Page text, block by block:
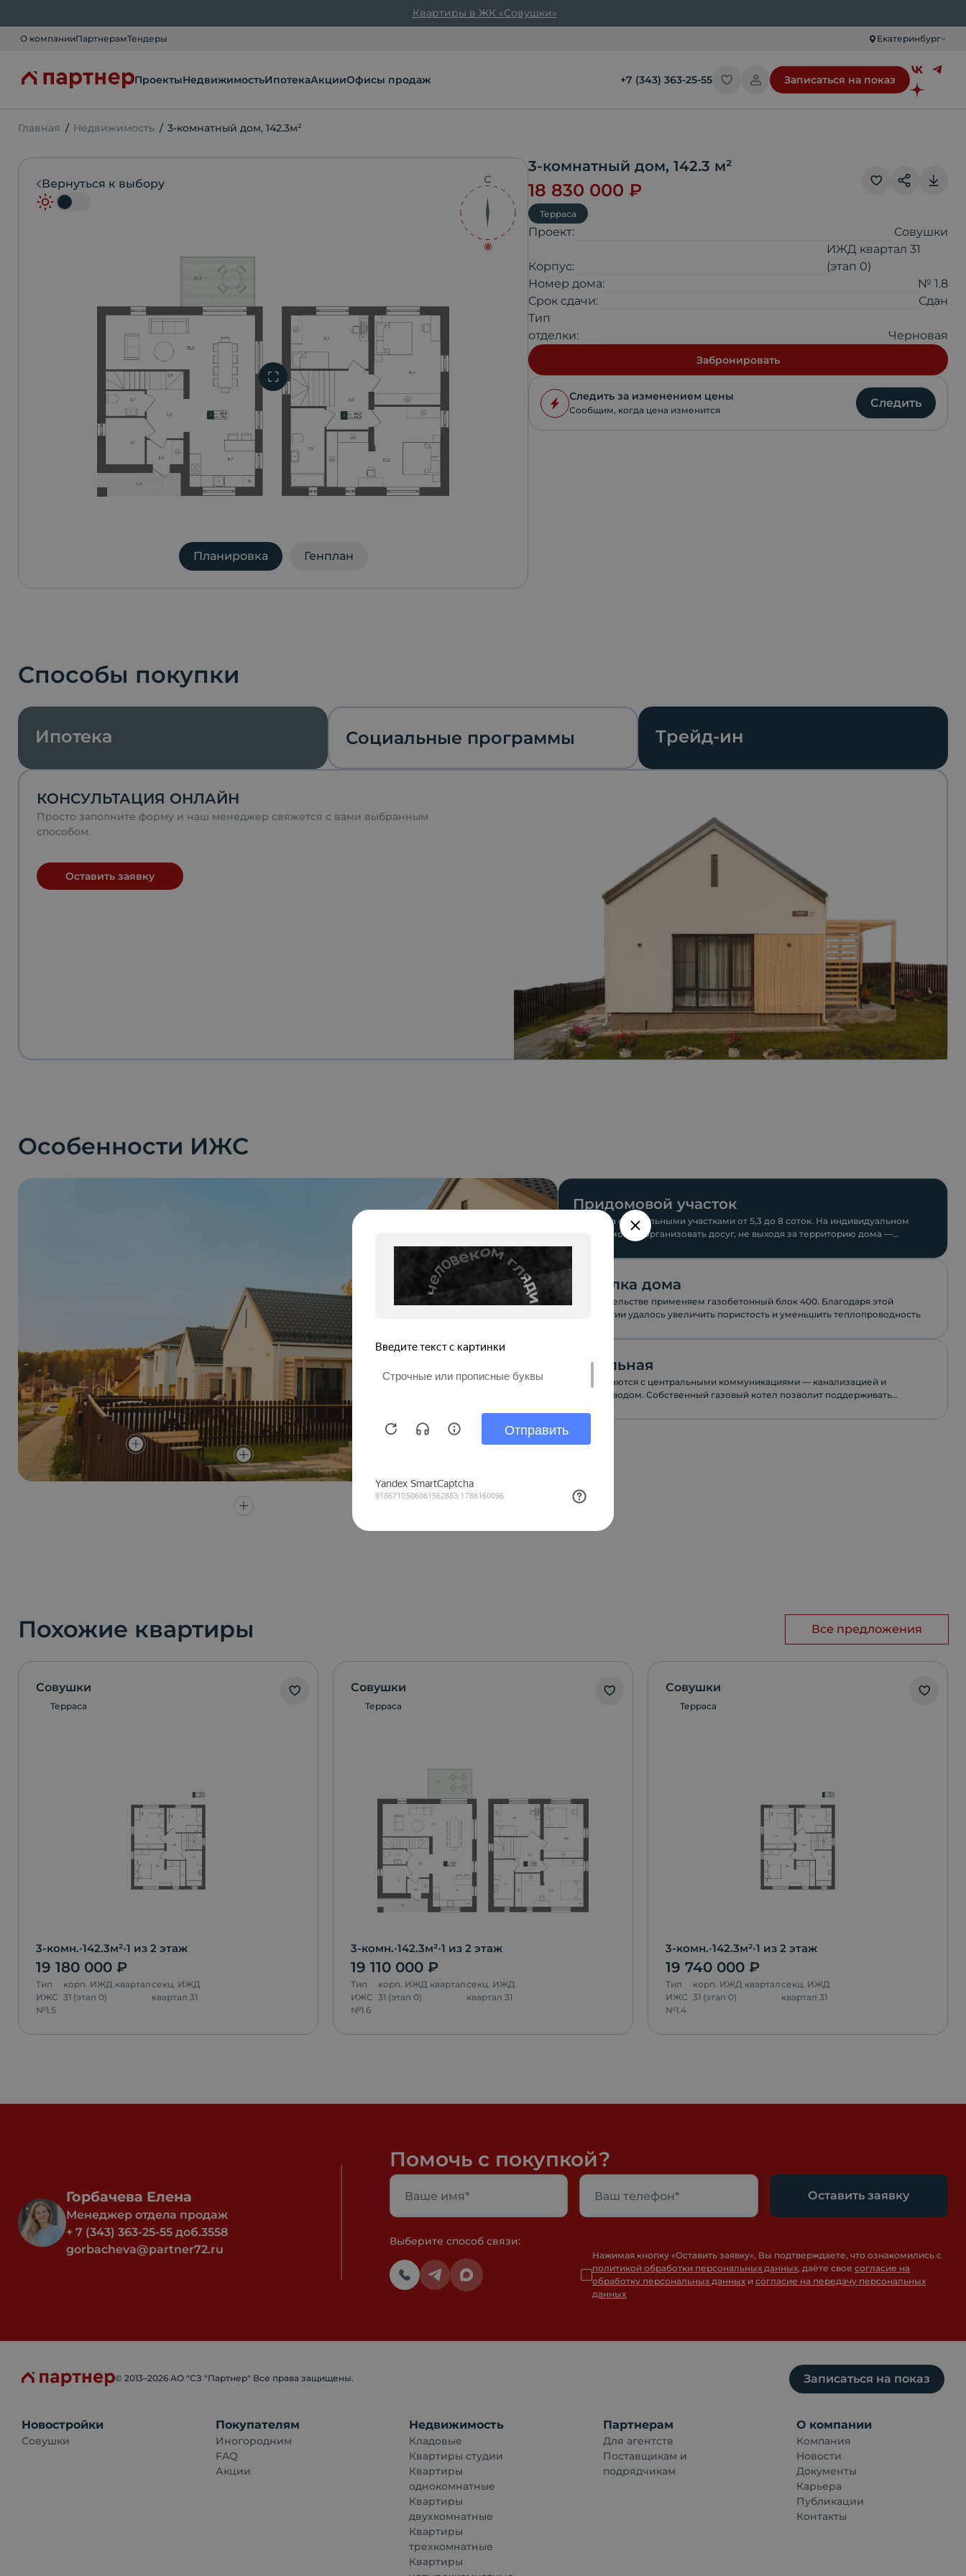
Квартиры в ЖК «Совушки»
О компанииПартнерамТендеры Екатеринбург
ПроектыНедвижимостьИпотекаАкцииОфисы продаж +7 (343) 363-25-55 Записаться на показ
Главная Недвижимость 3-комнатный дом, 142.3м²
Вернуться к выбору
Планировка Генплан
3-комнатный дом, 142.3 м²
18 830 000₽
Отправить по почте
VKontakte
Терраса
Проект: Совушки
Корпус:
ИЖД квартал 31
(этап 0)
Номер дома:
№ 1.8
Срок сдачи:
Сдан
Тип
отделки:
Черновая
Забронировать
Следить за изменением цены
Сообщим, когда цена изменится
Следить
Способы покупки
Ипотека Социальные программы Трейд-ин
КОНСУЛЬТАЦИЯ ОНЛАЙН
Просто заполните форму и наш менеджер свяжется с вами выбранным
способом.
Оставить заявку
Особенности ИЖС
Придомовой участок
Придомовой участок
Все дома с земельными участками от 5,3 до 8 соток. На индивидуальном
участке можно организовать досуг, не выходя за территорию дома —
Отделка дома
В строительстве применяем газобетонный блок 400. Благодаря этой
технологии удалось увеличить пористость и уменьшить теплопроводность
Котельная
Дома сдаются с центральными коммуникациями — канализацией и
водопроводом. Собственный газовый котел позволит поддерживать
Похожие квартиры Все предложения
Совушки
Терраса
3-комн.•142.3м²•1 из 2 этаж
19 180 000 ₽
Тип
ИЖС
корп. ИЖД квартал
31 (этап 0)
секц. ИЖД
квартал 31
№1.5
Совушки
Терраса
3-комн.•142.3м²•1 из 2 этаж
19 110 000 ₽
Тип
ИЖС
корп. ИЖД квартал
31 (этап 0)
секц. ИЖД
квартал 31
№1.6
Совушки
Терраса
3-комн.•142.3м²•1 из 2 этаж
19 740 000 ₽
Тип
ИЖС
корп. ИЖД квартал
31 (этап 0)
секц. ИЖД
квартал 31
№1.4
Горбачева Елена
Менеджер отдела продаж
+ 7 (343) 363-25-55 доб.3558
gorbacheva@partner72.ru
Помочь с покупкой?
Оставить заявку
Выберите способ связи:
Нажимая кнопку «Оставить заявку», Вы подтверждаете, что ознакомились с
политикой обработки персональных данных, даёте свое согласие на
обработку персональных данных и согласие на передачу персональных
данных
© 2013–2026 АО "СЗ "Партнер" Все права защищены. Записаться на показ
Новостройки
Совушки
Покупателям
Иногородним
FAQ
Акции
Недвижимость
Кладовые
Квартиры студии
Квартиры
однокомнатные
Квартиры
двухкомнатные
Квартиры
трехкомнатные
Квартиры
Партнерам
Для агентств
Поставщикам и
подрядчикам
О компании
Компания
Новости
Документы
Карьера
Публикации
Контакты